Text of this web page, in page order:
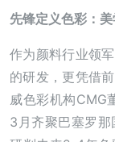
先锋定义色彩：
作为颜料行业领
的研发，更凭借
威色彩机构CMG
3月齐聚巴塞罗